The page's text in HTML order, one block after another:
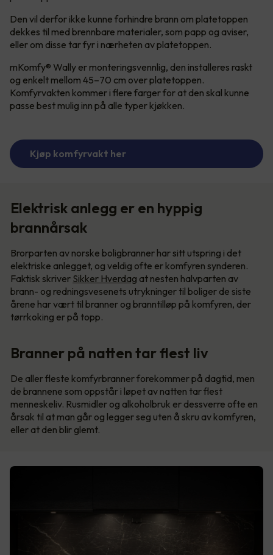
Den vil derfor ikke kunne forhindre brann om platetoppen
dekkes til med brennbare materialer, som papp og aviser,
eller om disse tar fyr i nærheten av platetoppen.
mKomfy® Wally er monteringsvennlig, den installeres raskt
og enkelt mellom 45–70 cm over platetoppen.
Komfyrvakten kommer i flere farger for at den skal kunne
passe best mulig inn på alle typer kjøkken.
Kjøp komfyrvakt her
Elektrisk anlegg er en hyppig
brannårsak
Brorparten av norske boligbranner har sitt utspring i det
elektriske anlegget, og veldig ofte er komfyren synderen.
Faktisk skriver Sikker Hverdag at nesten halvparten av
brann- og redningsvesenets utrykninger til boliger de siste
årene har vært til branner og branntilløp på komfyren, der
tørrkoking er på topp.
Branner på natten tar flest liv
De aller fleste komfyrbranner forekommer på dagtid, men
de brannene som oppstår i løpet av natten tar flest
menneskeliv. Rusmidler og alkoholbruk er dessverre ofte en
årsak til at man går og legger seg uten å skru av komfyren,
eller at den blir glemt.